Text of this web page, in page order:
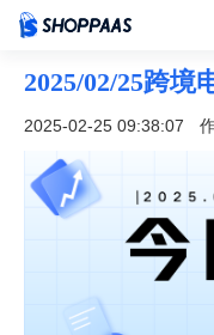
首页
定价
模板中心
2025/02/25跨境
2025-02-25 09:38:07